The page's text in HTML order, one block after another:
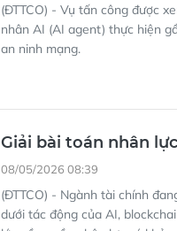
(ĐTTCO) - Vụ tấn công được
nhân AI (AI agent) thực hiện
an ninh mạng.
Giải bài toán nhân
08/05/2026 08:39
(ĐTTCO) - Ngành tài chính
dưới tác động của AI,